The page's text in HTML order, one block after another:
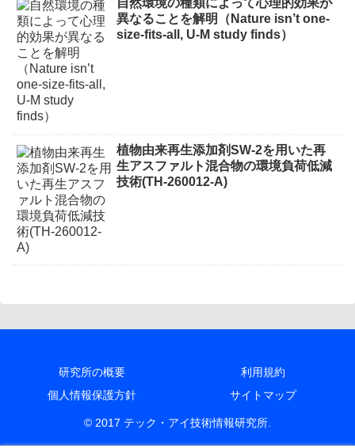
自然環境の種類によって心理的効果が
異なることを解明（Nature isn’t one-
size-fits-all, U-M study finds）
植物由来再生添加剤SW-2を用いた再
生アスファルト混合物の環境負荷低減
技術(TH-260012-A)
研究所の概要
利用規約
個人情報保護方針
サイトマップ
© 2017 テック・アイ技術情報研究所.